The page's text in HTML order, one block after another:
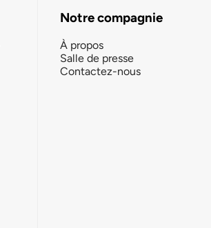
Notre compagnie
À propos
Salle de presse
Contactez-nous